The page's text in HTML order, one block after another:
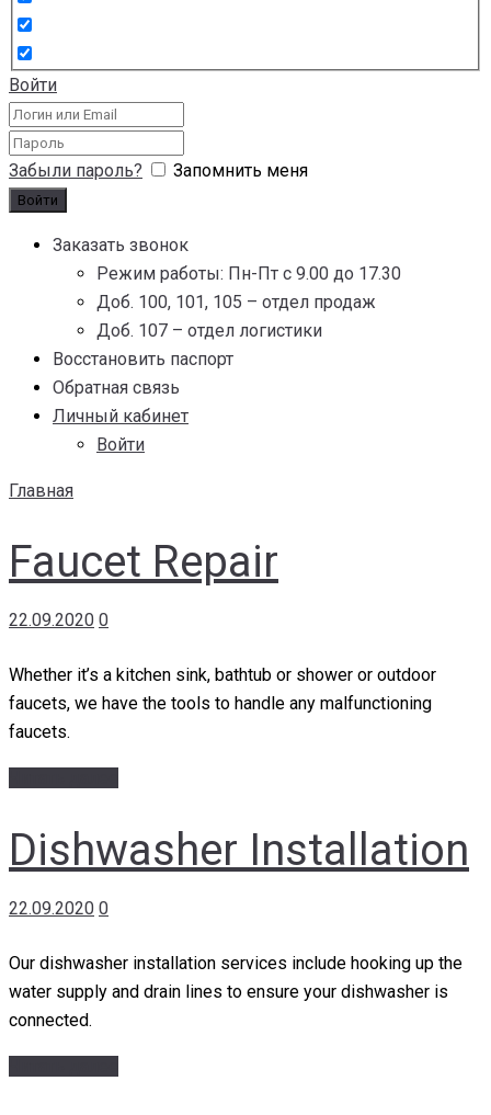
Войти
Забыли пароль? Запомнить меня
Заказать звонок
Режим работы: Пн-Пт с 9.00 до 17.30
Доб. 100, 101, 105 – отдел продаж
Доб. 107 – отдел логистики
Восстановить паспорт
Обратная связь
Личный кабинет
Войти
Главная
Faucet Repair
22.09.2020 0
Whether it’s a kitchen sink, bathtub or shower or outdoor
faucets, we have the tools to handle any malfunctioning
faucets.
Dishwasher Installation
22.09.2020 0
Our dishwasher installation services include hooking up the
water supply and drain lines to ensure your dishwasher is
connected.